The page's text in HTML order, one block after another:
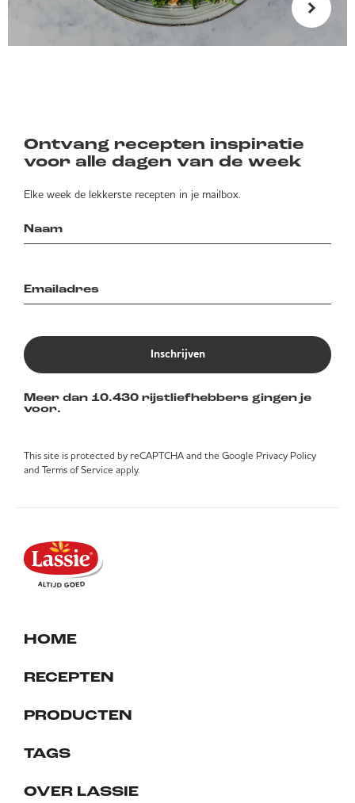
Ontvang recepten inspiratie
voor alle dagen van de week
Elke week de lekkerste recepten in je mailbox.
Inschrijven
Meer dan 10.430 rijstliefhebbers gingen je
voor.
This site is protected by reCAPTCHA and the Google Privacy Policy
and Terms of Service apply.
HOME
RECEPTEN
PRODUCTEN
TAGS
OVER LASSIE